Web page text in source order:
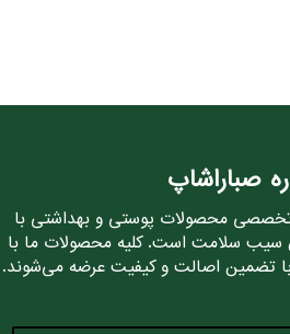
صباراشاپ
تخصصی محصولات پوستی و بهداشتی با
سیب سلامت است. کلیه محصولات ما با
تضمین اصالت و کیفیت عرضه می‌شوند.